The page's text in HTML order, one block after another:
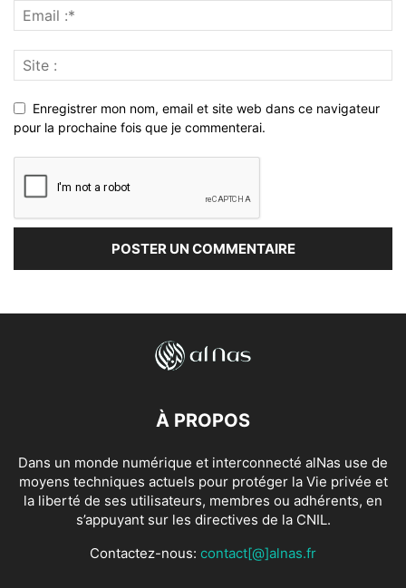
Enregistrer mon nom, email et site web dans ce navigateur
pour la prochaine fois que je commenterai.
À PROPOS
Dans un monde numérique et interconnecté alNas use de
moyens techniques actuels pour protéger la Vie privée et
la liberté de ses utilisateurs, membres ou adhérents, en
s’appuyant sur les directives de la CNIL.
Contactez-nous: contact[@]alnas.fr